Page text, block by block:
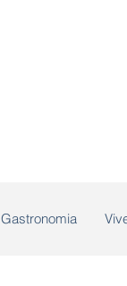
Gastronomia